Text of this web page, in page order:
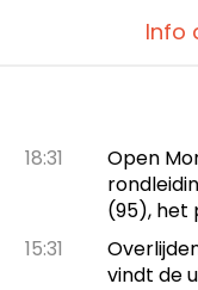
Info
18:31
Open
(95), het
15:31
vindt de